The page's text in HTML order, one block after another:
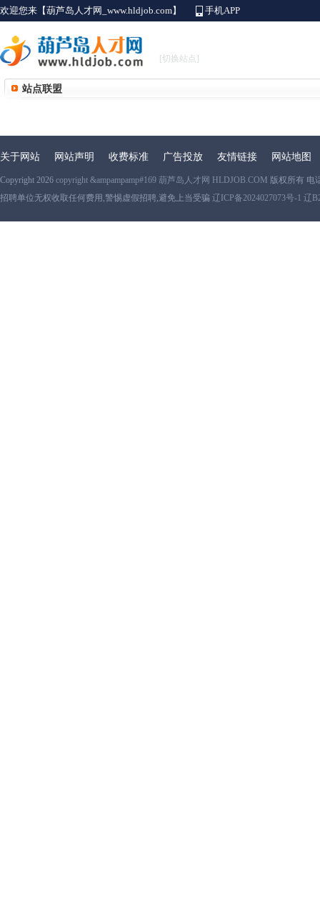
欢迎您来【葫芦岛人才网_www.hldjob.com】 手机APP
[切换站点]
站点联盟
关于网站 网站声明 收费标准 广告投放 友情链接 网站地图
Copyright 2026 copyright &ampampamp#169 葫芦岛人才网 HLDJOB.COM 版权所有 电
招聘单位无权收取任何费用,警惕虚假招聘,避免上当受骗 辽ICP备2024027073号-1 辽